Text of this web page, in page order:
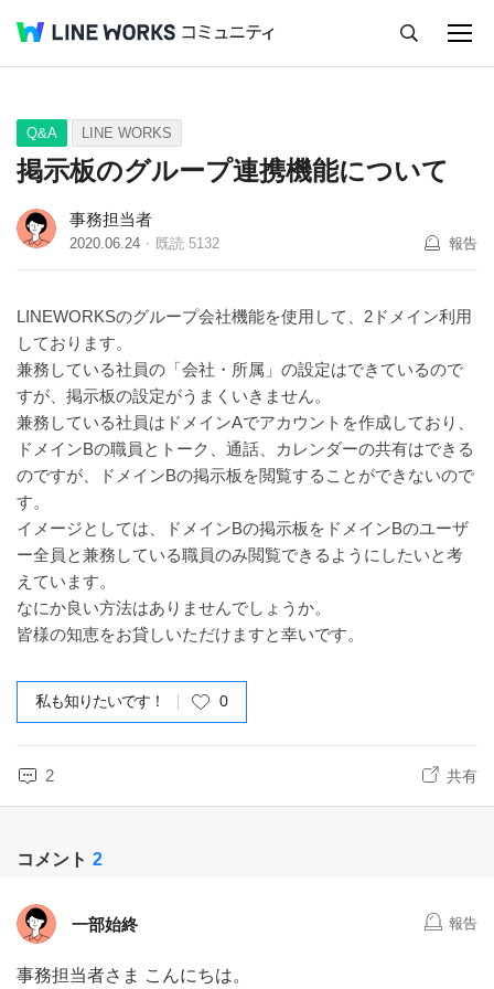
Q&A Tips Ideas
Q&A LINE WORKS
掲示板のグループ連携機能について
事務担当者
2020.06.24 既読 5132 報告
LINEWORKSのグループ会社機能を使用して、2ドメイン利用
しております。
兼務している社員の「会社・所属」の設定はできているので
すが、掲示板の設定がうまくいきません。
兼務している社員はドメインAでアカウントを作成しており、
ドメインBの職員とトーク、通話、カレンダーの共有はできる
のですが、ドメインBの掲示板を閲覧することができないので
す。
イメージとしては、ドメインBの掲示板をドメインBのユーザ
ー全員と兼務している職員のみ閲覧できるようにしたいと考
えています。
なにか良い方法はありませんでしょうか。
皆様の知恵をお貸しいただけますと幸いです。
私も知りたいです！ 0
2 共有
コメント 2
一部始終 報告
事務担当者さま こんにちは。